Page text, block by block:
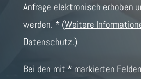
Anfrage elektronisch erhoben
werden. *(Weitere
Datenschutz.)
Bei den mit * markierten